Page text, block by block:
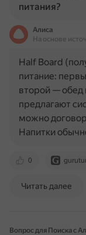
питания?
Алиса
На основе
0
Half Board
питание:
второй — обед
предлагают
можно
Напитки
Читать далее
Вопрос для Поиска с